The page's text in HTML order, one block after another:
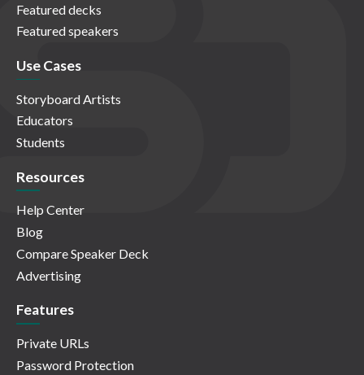
Featured decks
Featured speakers
Use Cases
Storyboard Artists
Educators
Students
Resources
Help Center
Blog
Compare Speaker Deck
Advertising
Features
Private URLs
Password Protection